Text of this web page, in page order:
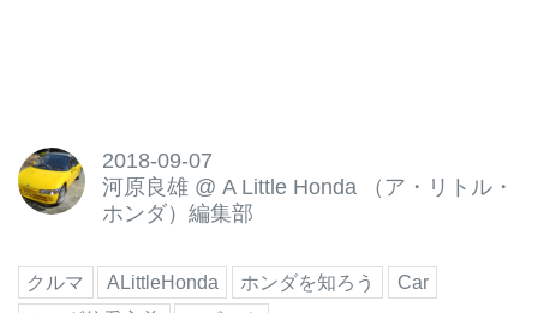
2018-09-07
河原良雄 @ A Little Honda （ア・リトル・
ホンダ）編集部
クルマ ALittleHonda ホンダを知ろう
Car